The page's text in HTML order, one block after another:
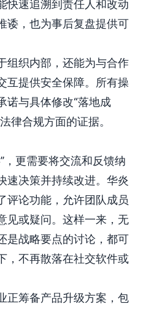
快速追溯到责任人和改动
诿，也为事后复盘提供可
组织内部，还能为与合作
互提供安全保障。所有操
诺与具体修改“落地成
律合规方面的证据。
，更需要将交流和反馈纳
速决策并持续改进。华炎
评论功能，允许团队成员
见或疑问。这样一来，无
是战略要点的讨论，都可
，不再散落在社交软件或
正筹备产品升级方案，包